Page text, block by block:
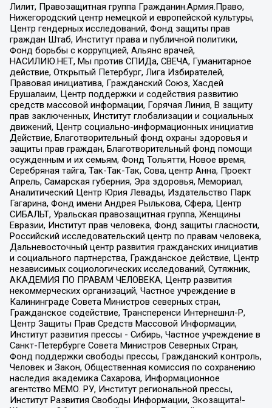
Лилит, Правозащитная группа Гражданин.Армия.Право,
Нижегородский центр немецкой и европейской культуры,
Центр гендерных исследований, Фонд защиты прав
граждан Штаб, Институт права и публичной политики,
Фонд борьбы с коррупцией, Альянс врачей,
НАСИЛИЮ.НЕТ, Мы против СПИДа, СВЕЧА, Гуманитарное
действие, Открытый Петербург, Лига Избирателей,
Правовая инициатива, Гражданский Союз, Хасдей
Ерушалаим, Центр поддержки и содействия развитию
средств массовой информации, Горячая Линия, В защиту
прав заключенных, Институт глобализации и социальных
движений, Центр социально-информационных инициатив
Действие, Благотворительный фонд охраны здоровья и
защиты прав граждан, Благотворительный фонд помощи
осужденным и их семьям, Фонд Тольятти, Новое время,
Серебряная тайга, Так-Так-Так, Сова, центр Анна, Проект
Апрель, Самарская губерния, Эра здоровья, Мемориал,
Аналитический Центр Юрия Левады, Издательство Парк
Гагарина, Фонд имени Андрея Рылькова, Сфера, Центр
СИБАЛЬТ, Уральская правозащитная группа, Женщины
Евразии, Институт прав человека, Фонд защиты гласности,
Российский исследовательский центр по правам человека,
Дальневосточный центр развития гражданских инициатив
и социального партнерства, Гражданское действие, Центр
независимых социологических исследований, Сутяжник,
АКАДЕМИЯ ПО ПРАВАМ ЧЕЛОВЕКА, Центр развития
некоммерческих организаций, Частное учреждение в
Калининграде Совета Министров северных стран,
Гражданское содействие, Трансперенси Интернешнл-Р,
Центр Защиты Прав Средств Массовой Информации,
Институт развития прессы - Сибирь, Частное учреждение в
Санкт-Петербурге Совета Министров Северных Стран,
Фонд поддержки свободы прессы, Гражданский контроль,
Человек и Закон, Общественная комиссия по сохранению
наследия академика Сахарова, Информационное
агентство МЕМО. РУ, Институт региональной прессы,
Институт Развития Свободы Информации, Экозащита!-